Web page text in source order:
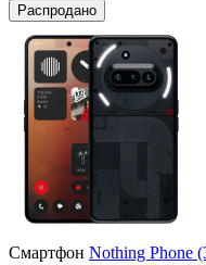
Распродано
Смартфон Nothing Phone